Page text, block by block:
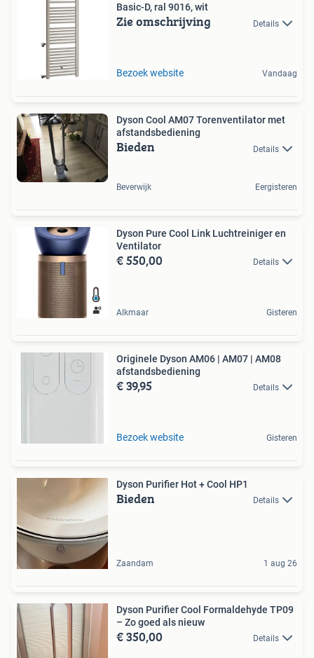
Basic-D, ral 9016, wit
Zie omschrijving Details
Bezoek website Vandaag
Dyson Cool AM07 Torenventilator met
afstandsbediening
Bieden Details
Beverwijk Eergisteren
Dyson Pure Cool Link Luchtreiniger en
Ventilator
€ 550,00 Details
Alkmaar Gisteren
Originele Dyson AM06 | AM07 | AM08
afstandsbediening
€ 39,95 Details
Bezoek website Gisteren
Dyson Purifier Hot + Cool HP1
Bieden Details
Zaandam 1 aug 26
Dyson Purifier Cool Formaldehyde TP09
– Zo goed als nieuw
€ 350,00 Details